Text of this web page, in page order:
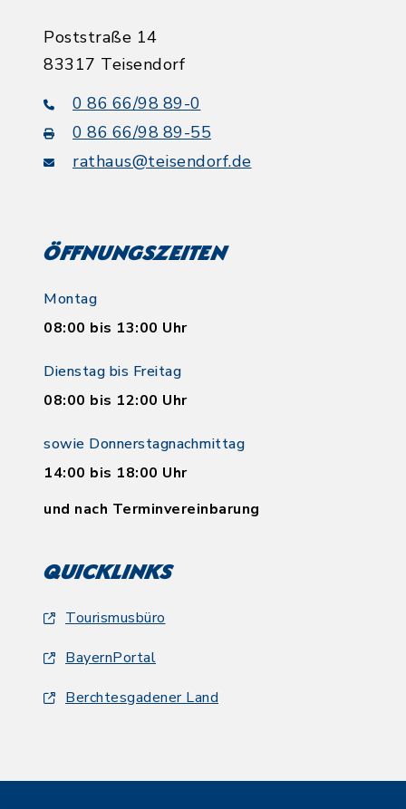
Poststraße 14
83317 Teisendorf
0 86 66/98 89-0
0 86 66/98 89-55
rathaus@teisendorf.de
Öffnungszeiten
Montag
08:00 bis 13:00 Uhr
Dienstag bis Freitag
08:00 bis 12:00 Uhr
sowie Donnerstagnachmittag
14:00 bis 18:00 Uhr
und nach Terminvereinbarung
Quicklinks
Tourismusbüro
BayernPortal
Berchtesgadener Land